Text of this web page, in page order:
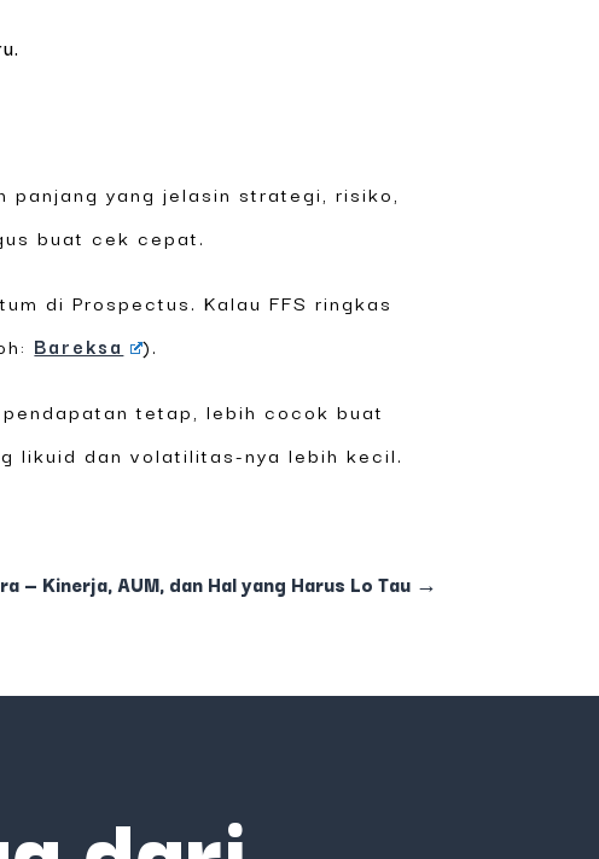
panjang yang jelasin strategi, risiko,
buat cek cepat.
di Prospectus. Kalau FFS ringkas
Bareksa ).
tetap, lebih cocok buat
likuid dan volatilitas-nya lebih kecil.
— Kinerja, AUM, dan Hal yang Harus Lo Tau→